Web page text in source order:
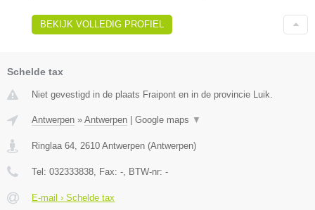
BEKIJK VOLLEDIG PROFIEL
Schelde tax
Niet gevestigd in de plaats Fraipont en in de provincie Luik.
Antwerpen » Antwerpen Google maps ▼
Ringlaa 64, 2610 Antwerpen (Antwerpen)
Tel: 032333838, Fax: -, BTW-nr: -
E-mail › Schelde tax